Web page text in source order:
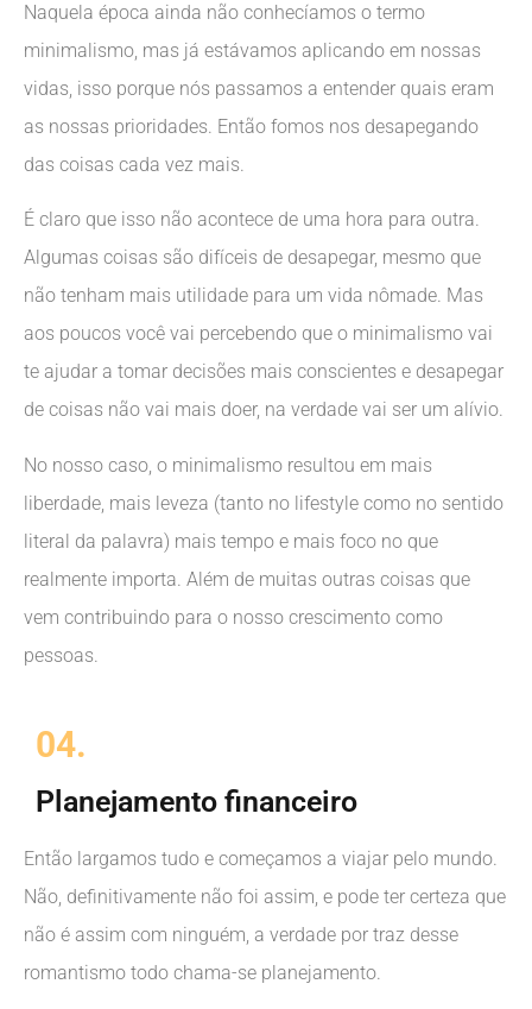
Naquela época ainda não conhecíamos o termo
minimalismo, mas já estávamos aplicando em nossas
vidas, isso porque nós passamos a entender quais eram
as nossas prioridades. Então fomos nos desapegando
das coisas cada vez mais.
É claro que isso não acontece de uma hora para outra.
Algumas coisas são difíceis de desapegar, mesmo que
não tenham mais utilidade para um vida nômade. Mas
aos poucos você vai percebendo que o minimalismo vai
te ajudar a tomar decisões mais conscientes e desapegar
de coisas não vai mais doer, na verdade vai ser um alívio.
No nosso caso, o minimalismo resultou em mais
liberdade, mais leveza (tanto no lifestyle como no sentido
literal da palavra) mais tempo e mais foco no que
realmente importa. Além de muitas outras coisas que
vem contribuindo para o nosso crescimento como
pessoas.
04.
Planejamento financeiro
Então largamos tudo e começamos a viajar pelo mundo.
Não, definitivamente não foi assim, e pode ter certeza que
não é assim com ninguém, a verdade por traz desse
romantismo todo chama-se planejamento.